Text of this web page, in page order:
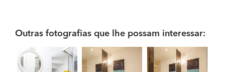
Outras fotografias que lhe possam interessar: